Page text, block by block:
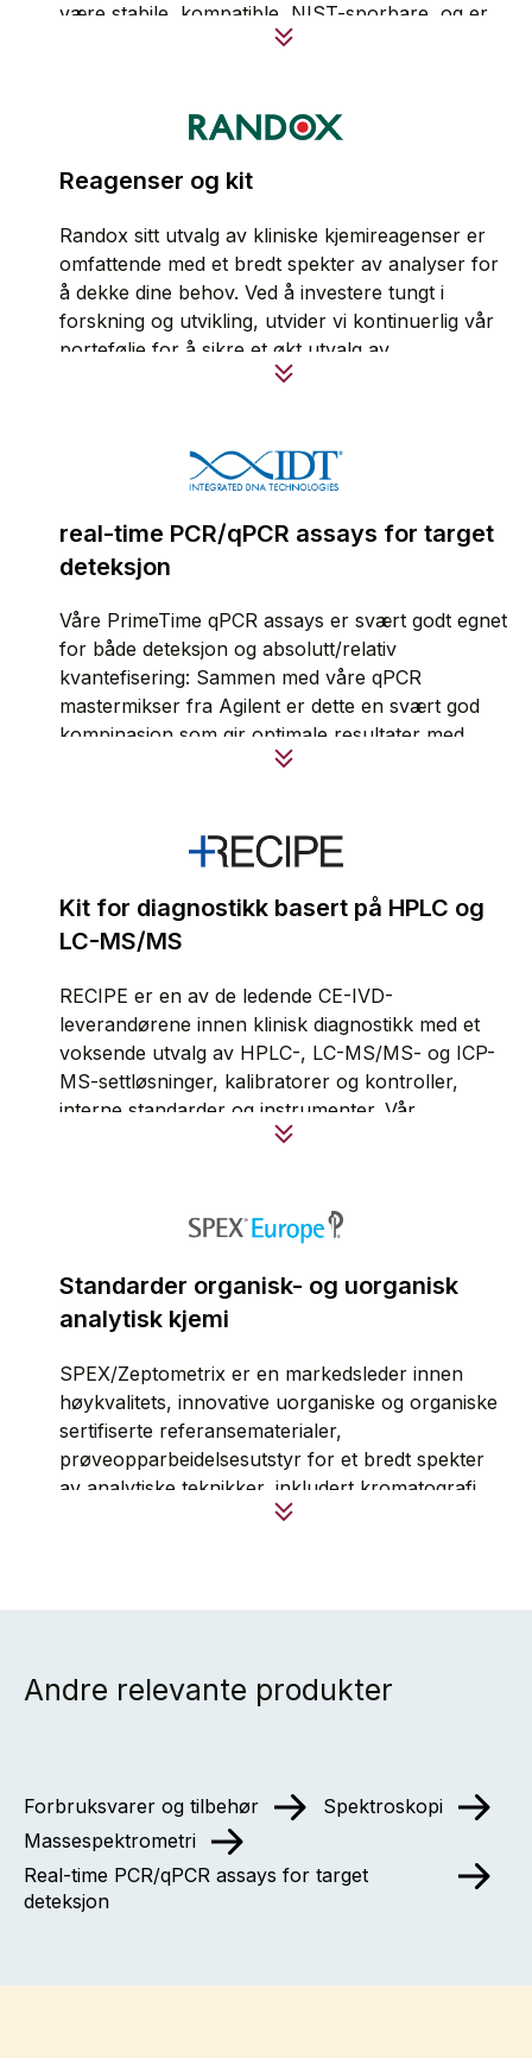
Hvis du trenger et tilpasset referansemateriale,
samarbeid med oss for å designe og utvikle en
Produktinformasjon
være stabile, kompatible, NIST-sporbare, og er
produsert og testet i henhold til ISO 17034 og
Vi spesialiserer oss på å lage tilpassede løsninger,
stadig flere.
Produktinformasjon
Reagenser og kit
Randox sitt utvalg av kliniske kjemireagenser er
omfattende med et bredt spekter av analyser for
å dekke dine behov. Ved å investere tungt i
forskning og utvikling, utvider vi kontinuerlig vår
portefølje for å sikre et økt utvalg av
resultater, og leverer reagenser av høyeste
kvalitet og nøyaktighet for å sikre pålitelige
grundig testet, har sterke korrelasjoner med
standardmetoder, og sikrer ensartethet på tvers
partier.
Produktinformasjon
real-time PCR/qPCR assays for target
deteksjon
Våre PrimeTime qPCR assays er svært godt egnet
for både deteksjon og absolutt/relativ
kvantefisering: Sammen med våre qPCR
mastermikser fra Agilent er dette en svært god
kompinasjon som gir optimale resultater med
både redusert bakgrunn og signifikant reduksjon i
Produktinformasjon
Kit for diagnostikk basert på HPLC og
LC-MS/MS
RECIPE er en av de ledende CE-IVD-
leverandørene innen klinisk diagnostikk med et
voksende utvalg av HPLC-, LC-MS/MS- og ICP-
MS-settløsninger, kalibratorer og kontroller,
interne standarder og instrumenter. Vår
produktportefølje oppfyller kravene til økt
RECIPEs fokus er TDM Kit System, som er
tilgjengelig i legemiddelspesifikke og raskt
voksende tilleggspakker og automatiserte
løsninger som er kompatible med åpne LC-
MS/MS-systemer.
Alle prosesser er kontrollert og sertifisert i
henhold til ISO 13485.
Produktinformasjon
Standarder organisk- og uorganisk
analytisk kjemi
SPEX/Zeptometrix er en markedsleder innen
høykvalitets, innovative uorganiske og organiske
sertifiserte referansematerialer,
prøveopparbeidelsesutstyr for et bredt spekter
av analytiske teknikker, inkludert kromatografi,
spektroskopi og PCR. Denne type produkter
Andre relevante produkter
Forbruksvarer og tilbehør
Spektroskopi
Massespektrometri
Real-time PCR/qPCR assays for target
deteksjon